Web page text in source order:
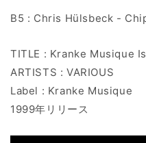
B5 : Chris Hülsbeck -
TITLE : Kranke Musique
ARTISTS : VARIOUS
Label : Kranke Musique
1999年リリース